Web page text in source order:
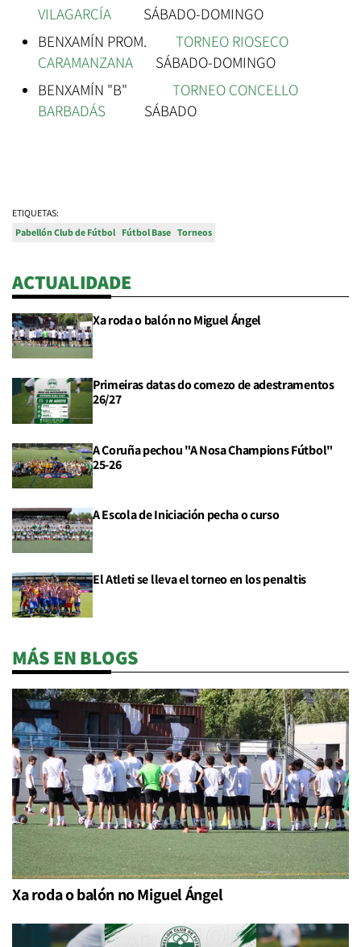
VILAGARCÍA SÁBADO-DOMINGO
BENXAMÍN PROM. TORNEO RIOSECO
CARAMANZANA
SÁBADO-DOMINGO
BENXAMÍN "B" TORNEO CONCELLO
BARBADÁS SÁBADO
ETIQUETAS:
Pabellón Club de Fútbol Fútbol Base Torneos
ACTUALIDADE
Xa roda o balón no Miguel Ángel
Primeiras datas do comezo de adestramentos
26/27
A Coruña pechou "A Nosa Champions Fútbol"
25-26
A Escola de Iniciación pecha o curso
El Atleti se lleva el torneo en los penaltis
MÁS EN BLOGS
Xa roda o balón no Miguel Ángel